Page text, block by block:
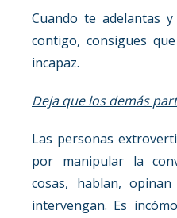
Cuando te adelantas
contigo, consigues
incapaz.
Deja que los demás
Las personas
por manipular la
cosas, hablan,
intervengan. Es